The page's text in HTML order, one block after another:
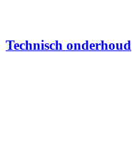
Technisch onderhoud